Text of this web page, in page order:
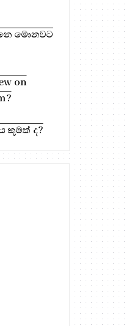
මොනවට
on
කුමක් ද?